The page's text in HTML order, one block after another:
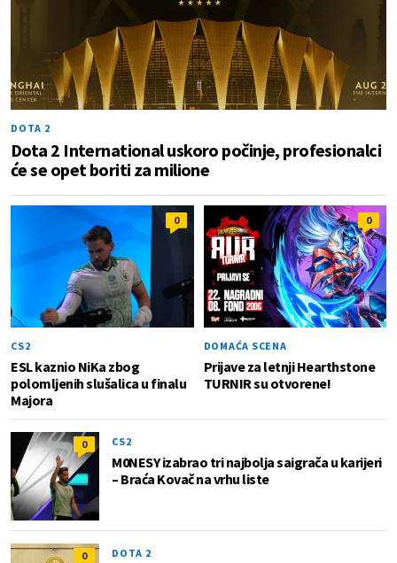
DOTA 2
Dota 2 International uskoro počinje, profesionalci
će se opet boriti za milione
0
CS2
ESL kaznio NiKa zbog
polomljenih slušalica u finalu
Majora
0
DOMAĆA SCENA
Prijave za letnji Hearthstone
TURNIR su otvorene!
0 CS2
M0NESY izabrao tri najbolja saigrača u karijeri
– Braća Kovač na vrhu liste
0 DOTA 2